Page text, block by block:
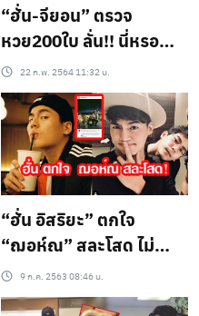
“ฮั่น-จียอน” ตรวจ
หวย200ใบ ลั่น!! นี่หรอ
อารมณ์คนถูกรางวัลที่1
22 ก.พ. 2564 11:32 น.
“ฮั่น อิสริยะ” ตกใจ
“ฌอห์ณ” สละโสด ไม่
บอก!9 ก.ค. 2563 08:46 น.